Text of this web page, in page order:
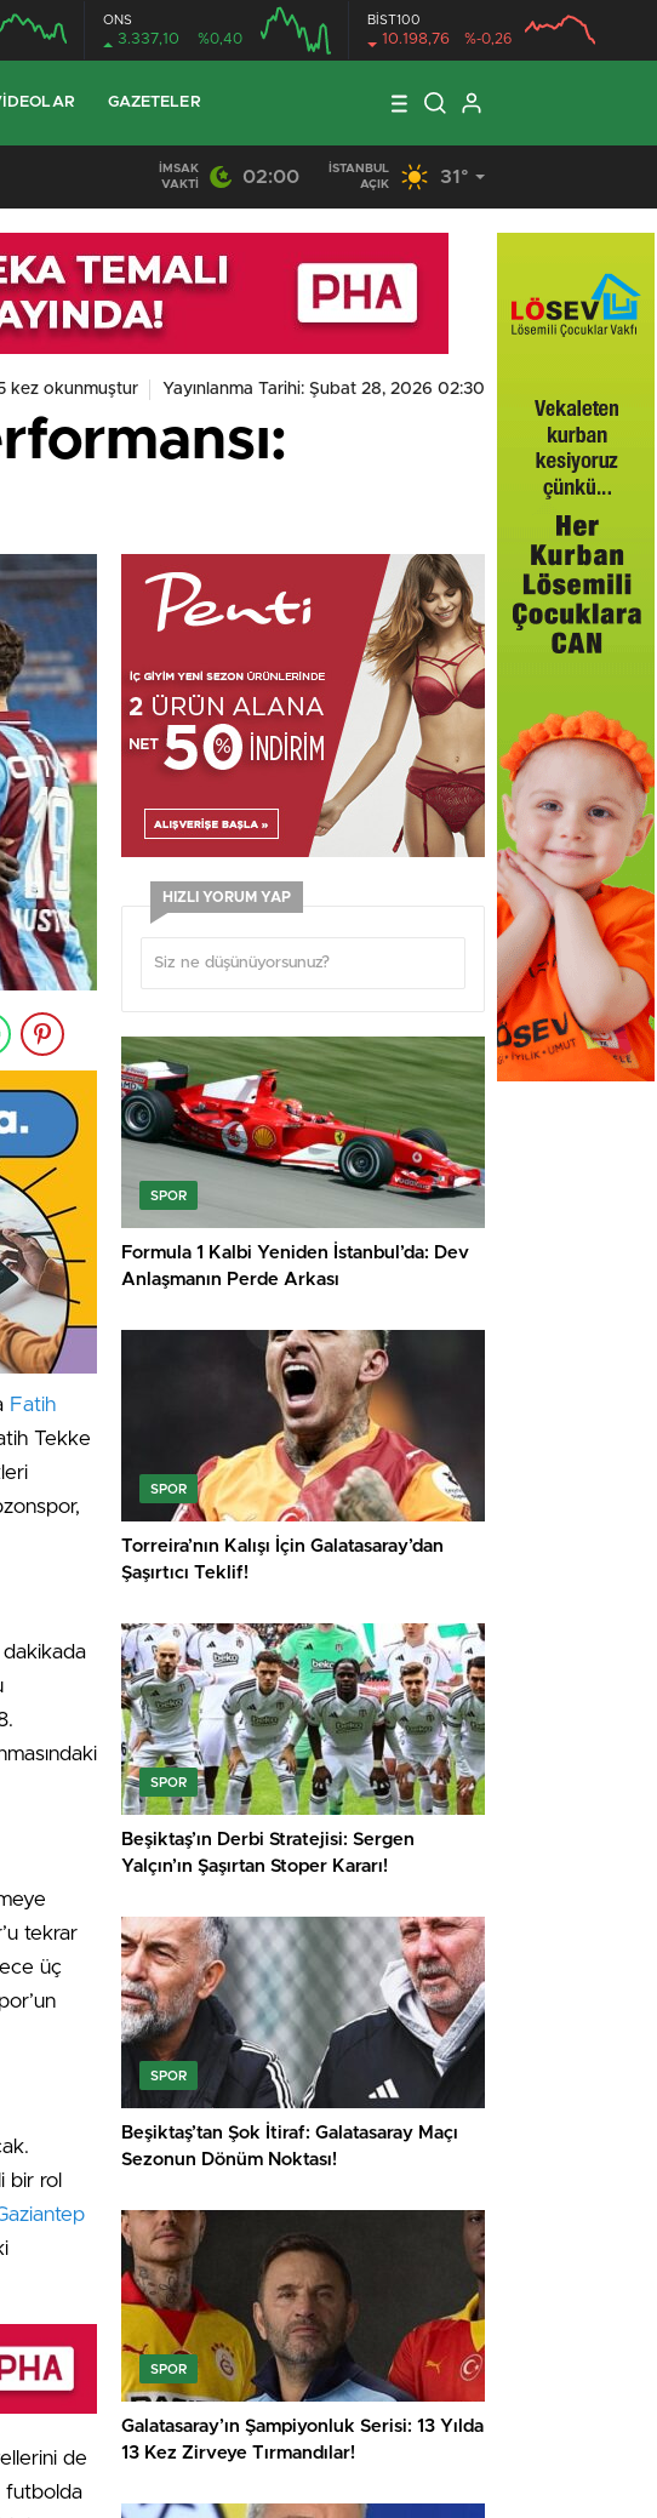
ONS
3.337,10 %0,40
BİST100
10.198,76 %-0,26
GAZETELER
İMSAK
VAKTI
02:00
İSTANBUL
AÇIK
31°
kez okunmuştur Yayınlanma Tarihi: Şubat 28, 2026 02:30
Fatih
Tekke
dakikada
tekrar
üç
bir rol
de
futbolda
HIZLI YORUM YAP
SPOR
Formula 1 Kalbi Yeniden İstanbul’da: Dev
Anlaşmanın Perde Arkası
SPOR
Torreira’nın Kalışı İçin Galatasaray’dan
Şaşırtıcı Teklif!
SPOR
Beşiktaş’ın Derbi Stratejisi: Sergen
Yalçın’ın Şaşırtan Stoper Kararı!
SPOR
Beşiktaş’tan Şok İtiraf: Galatasaray Maçı
Sezonun Dönüm Noktası!
SPOR
Galatasaray’ın Şampiyonluk Serisi: 13 Yılda
13 Kez Zirveye Tırmandılar!